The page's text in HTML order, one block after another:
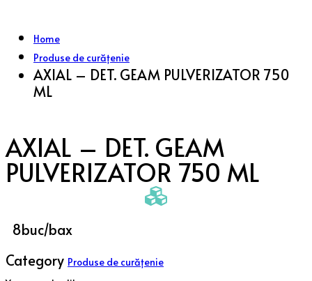
Home
Produse de curățenie
AXIAL – DET. GEAM PULVERIZATOR 750
ML
AXIAL – DET. GEAM
PULVERIZATOR 750 ML
8buc/bax
Category Produse de curățenie